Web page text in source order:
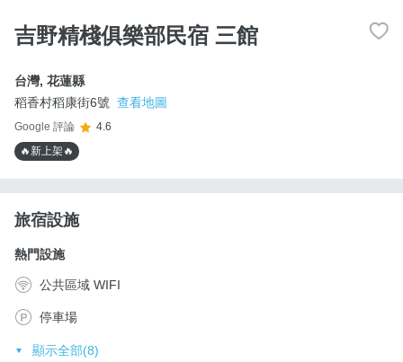
吉野精棧俱樂部民宿 三館
台灣, 花蓮縣
稻香村稻康街6號 查看地圖
Google 評論
4.6
🔥新上架🔥
旅宿設施
熱門設施
公共區域 WIFI
停車場
顯示全部(8)